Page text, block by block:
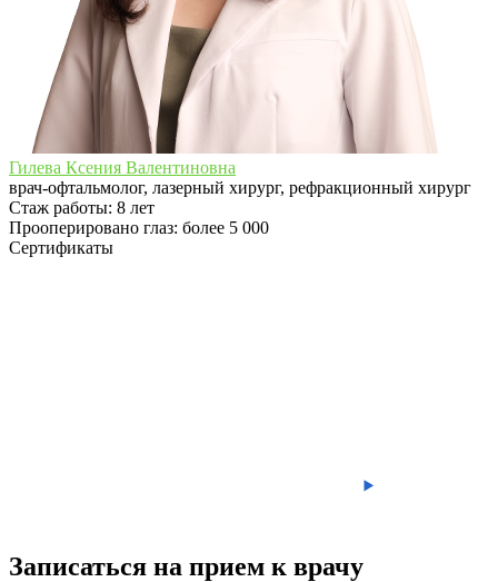
Гилева Ксения Валентиновна
врач-офтальмолог, лазерный хирург, рефракционный хирург
Стаж работы: 8 лет
Прооперировано глаз: более 5 000
Сертификаты
Записаться на прием к врачу